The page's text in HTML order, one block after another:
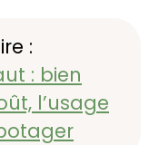
:
: bien
l’usage